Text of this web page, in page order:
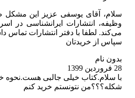
سلام، آقای یوسفی عزیز این مشکل
وظیفه، انتشارات ایرانشناسی در
می‌کند. لطفا با دفتر انتشارات تماس
سپاس از خریدتان
بدون نام
با سلام.کتاب خیلی جالبی هست.نحوه
شکله؟؟؟من نتونستم خرید کنم